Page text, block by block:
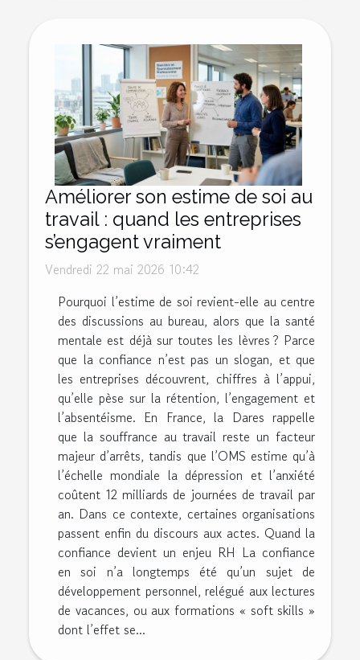
Améliorer son estime de soi au
travail : quand les entreprises
s’engagent vraiment
Vendredi 22 mai 2026 10:42
Pourquoi l’estime de soi revient-elle au centre
des discussions au bureau, alors que la santé
mentale est déjà sur toutes les lèvres ? Parce
que la confiance n’est pas un slogan, et que
les entreprises découvrent, chiffres à l’appui,
qu’elle pèse sur la rétention, l’engagement et
l’absentéisme. En France, la Dares rappelle
que la souffrance au travail reste un facteur
majeur d’arrêts, tandis que l’OMS estime qu’à
l’échelle mondiale la dépression et l’anxiété
coûtent 12 milliards de journées de travail par
an. Dans ce contexte, certaines organisations
passent enfin du discours aux actes. Quand la
confiance devient un enjeu RH La confiance
en soi n’a longtemps été qu’un sujet de
développement personnel, relégué aux lectures
de vacances, ou aux formations « soft skills »
dont l’effet se...